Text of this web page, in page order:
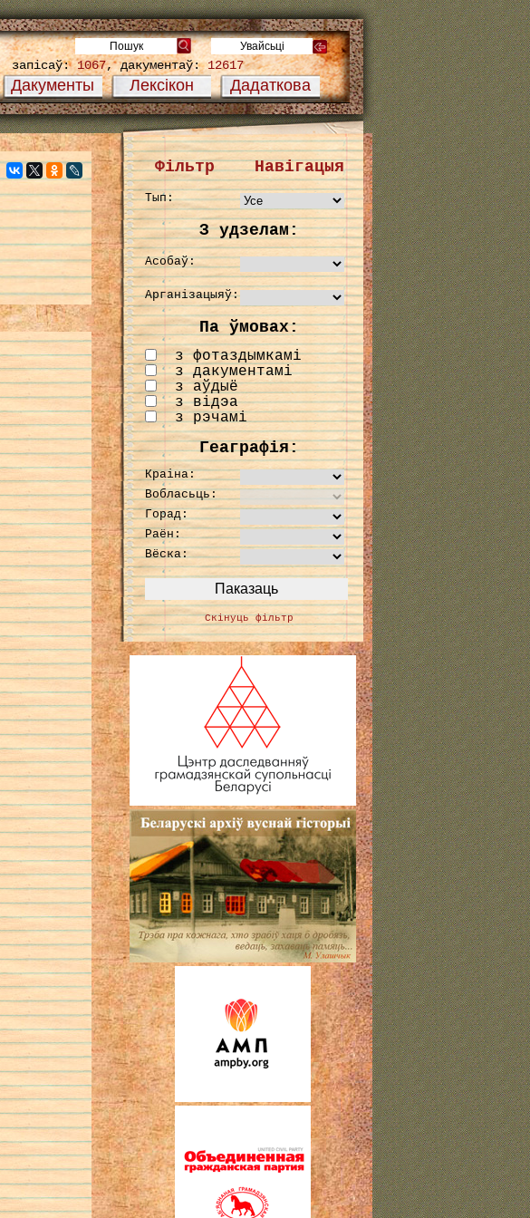
Дакументы Лексікон Дадаткова
запісаў:1067, дакументаў:12617
Фільтр Навігацыя
Тып:
З удзелам:
Асобаў:
Арганізацыяў:
Па ўмовах:
з фотаздымкамі
з дакументамі
з аўдыё
з відэа
з рэчамі
Геаграфія:
Краіна:
Вобласьць:
Горад:
Раён:
Вёска:
Скінуць фільтр